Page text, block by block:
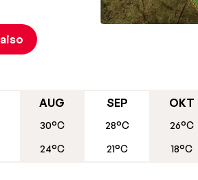
AUG
30°C
24°C
SEP
28°C
21°C
OKT
26°C
18°C